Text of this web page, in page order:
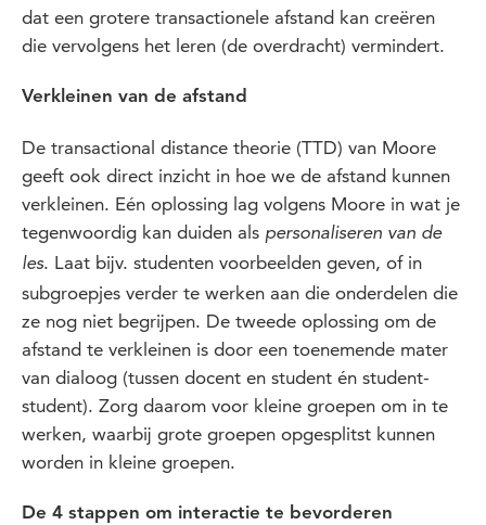
dat een grotere transactionele afstand kan creëren
die vervolgens het leren (de overdracht) vermindert.
Verkleinen van de afstand
De transactional distance theorie (TTD) van Moore
geeft ook direct inzicht in hoe we de afstand kunnen
verkleinen. Eén oplossing lag volgens Moore in wat je
tegenwoordig kan duiden als personaliseren van de
les. Laat bijv. studenten voorbeelden geven, of in
subgroepjes verder te werken aan die onderdelen die
ze nog niet begrijpen. De tweede oplossing om de
afstand te verkleinen is door een toenemende mater
van dialoog (tussen docent en student én student-
student). Zorg daarom voor kleine groepen om in te
werken, waarbij grote groepen opgesplitst kunnen
worden in kleine groepen.
De 4 stappen om interactie te bevorderen